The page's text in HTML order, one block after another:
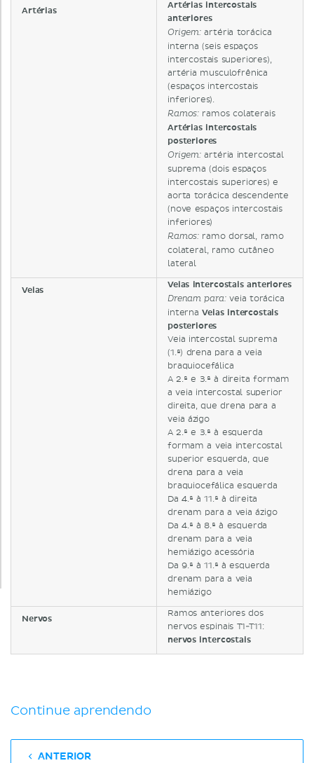
Artérias
Artérias intercostais
anteriores
Origem:artéria torácica
interna (seis espaços
intercostais superiores),
artéria musculofrênica
(espaços intercostais
inferiores).
Ramos: ramos colaterais
Artérias intercostais
posteriores
Origem:artéria intercostal
suprema (dois espaços
intercostais superiores) e
aorta torácica descendente
(nove espaços intercostais
inferiores)
Ramos: ramo dorsal, ramo
colateral, ramo cutâneo
lateral
Veias
Veias intercostais anteriores
Drenam para:veia torácica
interna Veias intercostais
posteriores
Veia intercostal suprema
(1.ª) drena para a veia
braquiocefálica
A 2.ª e 3.ª à direita formam
a veia intercostal superior
direita, que drena para a
veia ázigo
A 2.ª e 3.ª à esquerda
formam a veia intercostal
superior esquerda, que
drena para a veia
braquiocefálica esquerda
Da 4.ª à 11.ª à direita
drenam para a veia ázigo
Da 4.ª à 8.ª à esquerda
drenam para a veia
hemiázigo acessória
Da 9.ª à 11.ª à esquerda
drenam para a veia
hemiázigo
Nervos
Ramos anteriores dos
nervos espinais T1-T11:
nervos intercostais
Continue aprendendo
ANTERIOR